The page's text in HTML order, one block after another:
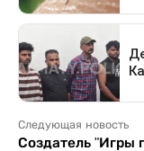
Следующая новость
Создатель "Игры